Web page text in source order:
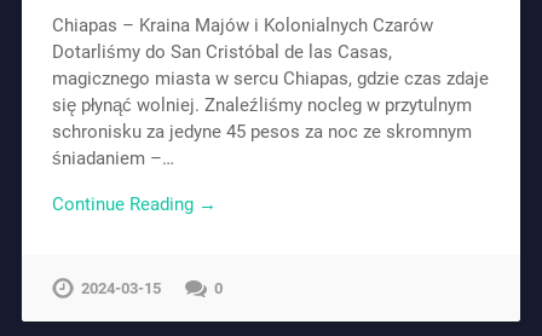
Chiapas – Kraina Majów i Kolonialnych Czarów
Dotarliśmy do San Cristóbal de las Casas,
magicznego miasta w sercu Chiapas, gdzie czas zdaje
się płynąć wolniej. Znaleźliśmy nocleg w przytulnym
schronisku za jedyne 45 pesos za noc ze skromnym
śniadaniem –…
Continue Reading →
2024-03-15 0